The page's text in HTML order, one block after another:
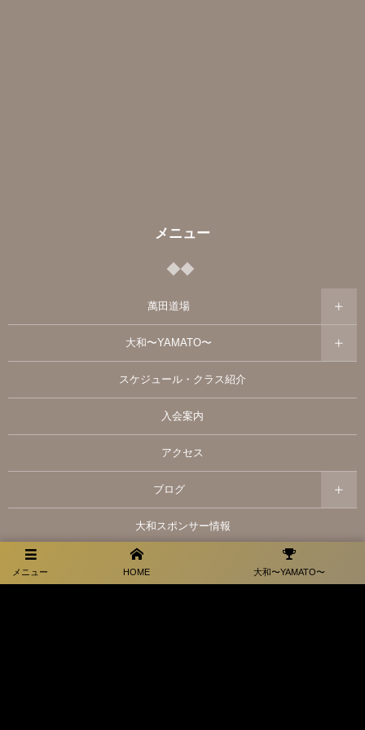
メニュー HOME 大和〜YAMATO〜
メニュー
萬田道場
大和〜YAMATO〜
スケジュール・クラス紹介
入会案内
アクセス
ブログ
大和スポンサー情報